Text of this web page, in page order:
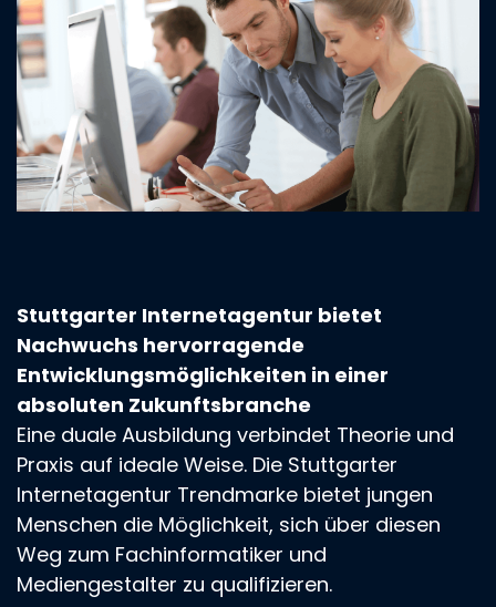
Stuttgarter Internetagentur bietet
Nachwuchs hervorragende
Entwicklungsmöglichkeiten in einer
absoluten Zukunftsbranche
Eine duale Ausbildung verbindet Theorie und
Praxis auf ideale Weise. Die Stuttgarter
Internetagentur Trendmarke bietet jungen
Menschen die Möglichkeit, sich über diesen
Weg zum Fachinformatiker und
Mediengestalter zu qualifizieren.